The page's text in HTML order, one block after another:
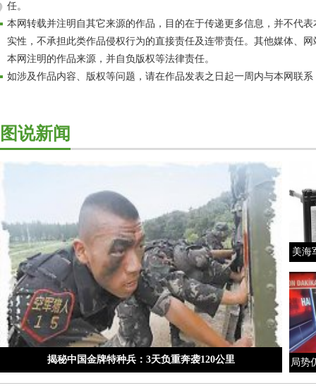
任。
本网转载并注明自其它来源的作品，目的在于传递更多信息，并不代
实性，不承担此类作品侵权行为的直接责任及连带责任。其他媒体、
本网注明的作品来源，并自负版权等法律责任。
如涉及作品内容、版权等问题，请在作品发表之日起一周内与本网联
图说新闻
揭秘中国金牌特种兵：3天负重奔袭120公里
美海
局势